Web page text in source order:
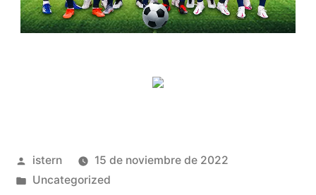
Publicado
por
istern
15 de noviembre de 2022
Publicado
Uncategorized